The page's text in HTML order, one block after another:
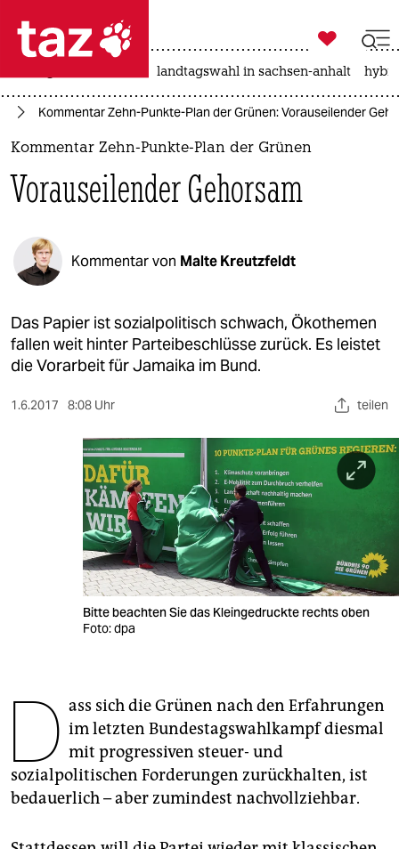
 taz zahl ich
taz zahl ich
politik
öko
gesellschaft
kultur
sport
berlin
veranstaltungen
unterstützen
genossenschaft
epaper login

taz zahl ich
landtagswahl in sachsen-anhalt
Kommentar Zehn-Punkte-Plan der Grünen: Vorauseilender
Kommentar Zehn-Punkte-Plan der Grünen
Vorauseilender Gehorsam
Kommentar von Malte Kreutzfeldt
Das Papier ist sozialpolitisch schwach, Ökothemen
fallen weit hinter Parteibeschlüsse zurück. Es leistet
die Vorarbeit für Jamaika im Bund.
1.6.2017 8:08 Uhr teilen
Bitte beachten Sie das Kleingedruckte rechts oben
Foto: dpa
D ass sich die Grünen nach den Erfahrungen
im letzten Bundestagswahlkampf diesmal
mit progressiven steuer- und
sozialpolitischen Forderungen zurückhalten, ist
bedauerlich – aber zumindest nachvollziehbar.